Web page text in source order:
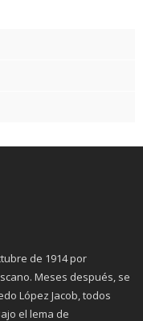
de 1914 por
Meses después, se
López Jacob, todos
el lema de